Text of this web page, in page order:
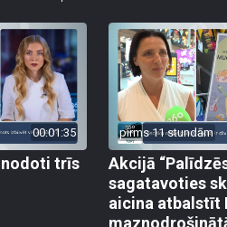
00:01:35
nodoti trīs
pirms 11 stundām
Akcijā
sagatavoties
aicina atbalstīt